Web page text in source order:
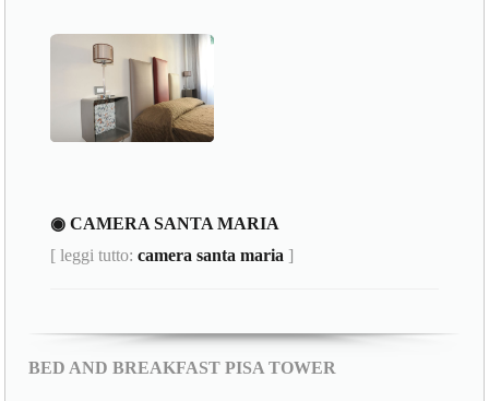
◉ CAMERA SANTA MARIA
[ leggi tutto:camera santa maria ]
BED AND BREAKFAST PISA TOWER